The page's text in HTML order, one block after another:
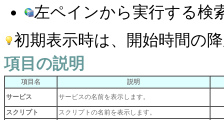
左ペインから実行する検
初期表示時は、開始時間の
項目の説明
項目名
説明
サービス
サービスの名前を表示します。
スクリプト
スクリプトの名前を表示します。